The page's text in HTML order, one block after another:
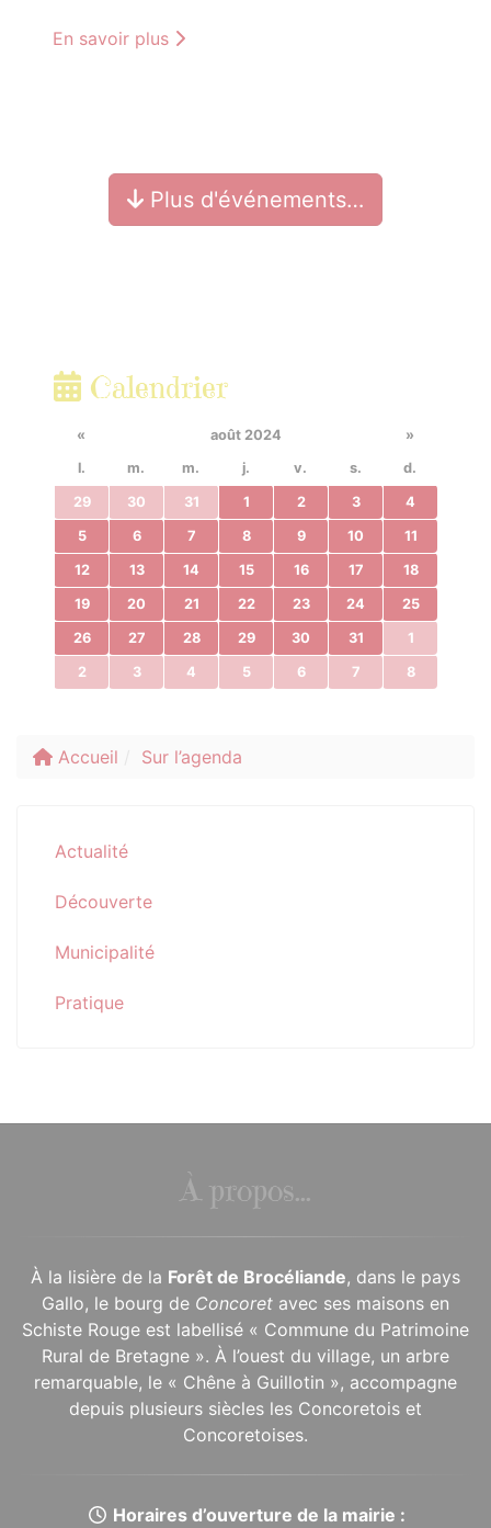
En savoir plus
Plus d'événements…
Calendrier
« août 2024
»
l.
m. m. j. v. s. d.
29 30 31 1 2 3 4
5 6 7 8 9 10 11
12 13 14 15 16 17 18
19 20 21 22 23 24 25
26 27 28 29 30 31 1
2 3 4 5 6 7 8
Accueil Sur l’agenda
Actualité
Découverte
Municipalité
Pratique
À propos...
À la lisière de la Forêt de Brocéliande, dans le pays
Gallo, le bourg de Concoret avec ses maisons en
Schiste Rouge est labellisé « Commune du Patrimoine
Rural de Bretagne ». À l’ouest du village, un arbre
remarquable, le « Chêne à Guillotin », accompagne
depuis plusieurs siècles les Concoretois et
Concoretoises.
Horaires d’ouverture de la mairie :